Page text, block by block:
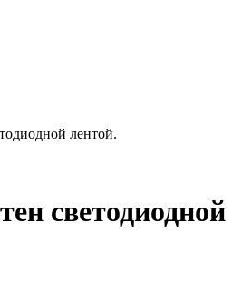
лентой.
светодиодной